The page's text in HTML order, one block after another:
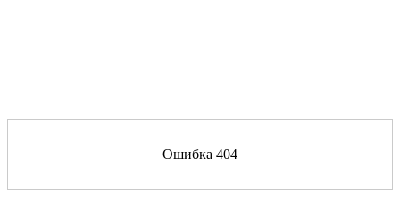
Ошибка 404